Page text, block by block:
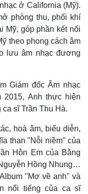
dùng
khoán
phê
ở California (Mỹ).
phòng thu, phối khí
Mỹ, góp phần kết nối
theo phong cách âm
lưu âm nhạc đương
Giám đốc Âm nhạc
2015, Anh thực hiện
ca sĩ Trần Thu Hà.
hoà âm, biểu diễn,
than "Nỗi niềm" của
Hôn Em của Bằng
Hồng Nhung…
"Mơ về anh" và
nổi tiếng của ca sĩ